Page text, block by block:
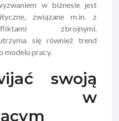
w biznesie jest
związane m.in. z
zbrojnymi.
się również trend
modelu pracy.
swoją
w